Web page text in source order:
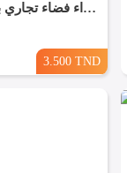
✨ للّكراء فضاء تجاري بموقع متميز في القيروان ✨
3.500 TND